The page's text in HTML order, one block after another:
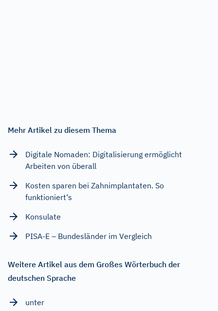
Mehr Artikel zu diesem Thema
Digitale Nomaden: Digitalisierung ermöglicht
Arbeiten von überall
Kosten sparen bei Zahnimplantaten. So
funktioniert‘s
Konsulate
PISA-E – Bundesländer im Vergleich
Weitere Artikel aus dem Großes Wörterbuch der
deutschen Sprache
unter